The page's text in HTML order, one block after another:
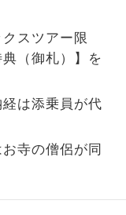
スツアー限
（御札）】を
は添乗員が代
寺の僧侶が同
できます。